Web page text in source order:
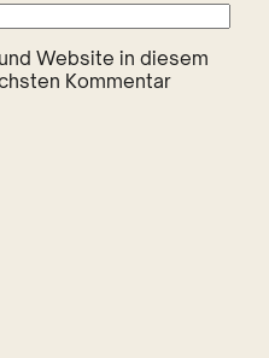
Website in diesem
Kommentar